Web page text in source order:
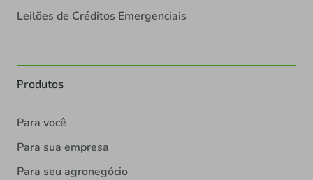
Leilões de Créditos Emergenciais
Produtos
Para você
Para sua empresa
Para seu agronegócio